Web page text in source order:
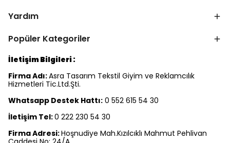
Yardım
Popüler Kategoriler
İletişim Bilgileri :
Firma Adı:Asra Tasarım Tekstil Giyim ve Reklamcılık
Hizmetleri Tic.Ltd.Şti.
Whatsapp Destek Hattı: 0 552 615 54 30
İletişim Tel:0 222 230 54 30
Firma Adresi:Hoşnudiye Mah.Kızılcıklı Mahmut Pehlivan